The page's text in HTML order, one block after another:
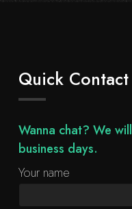
Quick Contact
Wanna chat? We
business days.
Your name